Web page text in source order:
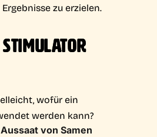
zu erzielen.
wofür ein
werden kann?
Aussaat von Samen